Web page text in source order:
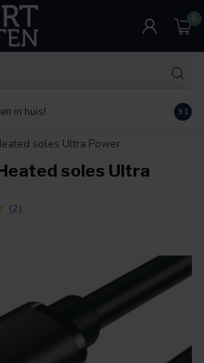
0
in huis! 9.1
soles Ultra Power
soles Ultra
(2)